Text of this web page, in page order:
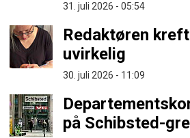
31. juli 2026 - 05:54
Redaktøren
uvirkelig
30. juli 2026 - 11:09
på Schibsted-